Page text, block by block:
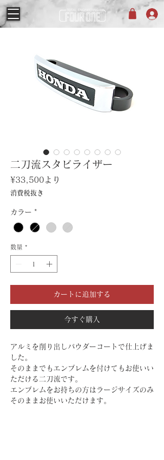
二刀流スタビライザー
¥33,500 より
消費税抜き
カラー *
数量 *
カートに追加する
今すぐ購入
アルミを削り出しパウダーコートで仕上げま
した。
そのままでもエンブレムを付けてもお使いい
ただける二刀流です。
エンブレムをお持ちの方はラージサイズのみ
そのままお使いいただけます。